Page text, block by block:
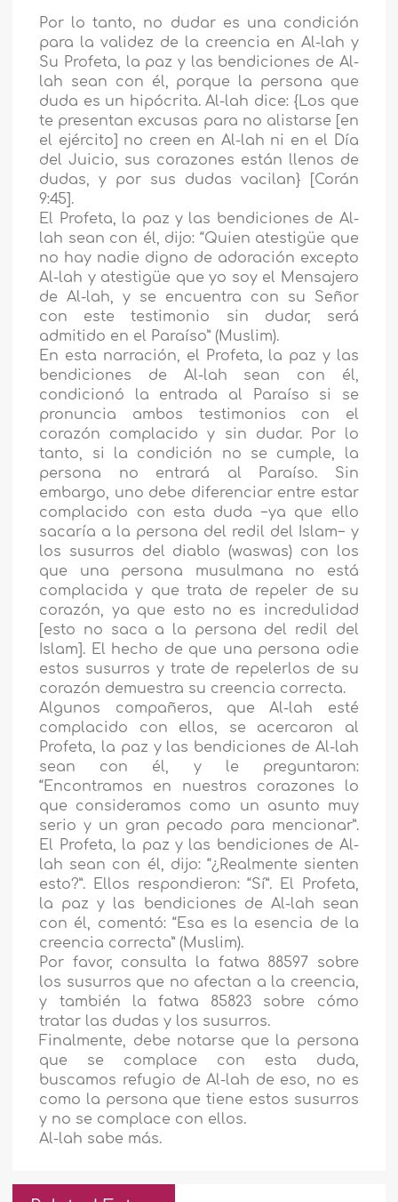
Por lo tanto, no dudar es una condición
para la validez de la creencia en Al-lah y
Su Profeta, la paz y las bendiciones de Al-
lah sean con él, porque la persona que
duda es un hipócrita. Al-lah dice: {Los que
te presentan excusas para no alistarse [en
el ejército] no creen en Al-lah ni en el Día
del Juicio, sus corazones están llenos de
dudas, y por sus dudas vacilan} [Corán
9:45].
El Profeta, la paz y las bendiciones de Al-
lah sean con él, dijo: “Quien atestigüe que
no hay nadie digno de adoración excepto
Al-lah y atestigüe que yo soy el Mensajero
de Al-lah, y se encuentra con su Señor
con este testimonio sin dudar, será
admitido en el Paraíso” (Muslim).
En esta narración, el Profeta, la paz y las
bendiciones de Al-lah sean con él,
condicionó la entrada al Paraíso si se
pronuncia ambos testimonios con el
corazón complacido y sin dudar. Por lo
tanto, si la condición no se cumple, la
persona no entrará al Paraíso. Sin
embargo, uno debe diferenciar entre estar
complacido con esta duda −ya que ello
sacaría a la persona del redil del Islam− y
los susurros del diablo (waswas) con los
que una persona musulmana no está
complacida y que trata de repeler de su
corazón, ya que esto no es incredulidad
[esto no saca a la persona del redil del
Islam]. El hecho de que una persona odie
estos susurros y trate de repelerlos de su
corazón demuestra su creencia correcta.
Algunos compañeros, que Al-lah esté
complacido con ellos, se acercaron al
Profeta, la paz y las bendiciones de Al-lah
sean con él, y le preguntaron:
“Encontramos en nuestros corazones lo
que consideramos como un asunto muy
serio y un gran pecado para mencionar”.
El Profeta, la paz y las bendiciones de Al-
lah sean con él, dijo: “¿Realmente sienten
esto?”. Ellos respondieron: “Sí”. El Profeta,
la paz y las bendiciones de Al-lah sean
con él, comentó: “Esa es la esencia de la
creencia correcta” (Muslim).
Por favor, consulta la fatwa 88597 sobre
los susurros que no afectan a la creencia,
y también la fatwa 85823 sobre cómo
tratar las dudas y los susurros.
Finalmente, debe notarse que la persona
que se complace con esta duda,
buscamos refugio de Al-lah de eso, no es
como la persona que tiene estos susurros
y no se complace con ellos.
Al-lah sabe más.